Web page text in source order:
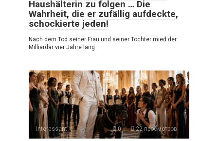
Haushälterin zu folgen … Die
Wahrheit, die er zufällig aufdeckte,
schockierte jeden!
Nach dem Tod seiner Frau und seiner Tochter mied der
Milliardär vier Jahre lang
Interessant 0 22 просмотров